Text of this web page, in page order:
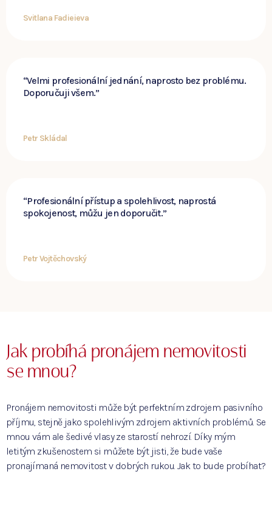
Svitlana Fadieieva
“Velmi profesionální jednání, naprosto bez problému.
Doporučuji všem.”
Petr Skládal
“Profesionální přístup a spolehlivost, naprostá
spokojenost, můžu jen doporučit.”
Petr Vojtěchovský
Jak probíhá pronájem nemovitosti
se mnou?
Pronájem nemovitosti může být perfektním zdrojem pasivního
příjmu, stejně jako spolehlivým zdrojem aktivních problémů. Se
mnou vám ale šedivé vlasy ze starostí nehrozí. Díky mým
letitým zkušenostem si můžete být jisti, že bude vaše
pronajímaná nemovitost v dobrých rukou. Jak to bude probíhat?